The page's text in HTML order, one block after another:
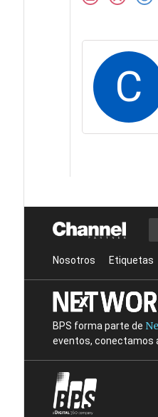
C
Nosotros Etiquetas
BPS forma parte de
eventos, conectamos